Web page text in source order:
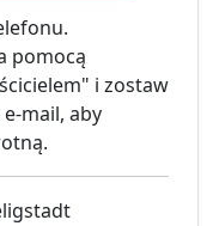
pomocą
i zostaw
mail, aby